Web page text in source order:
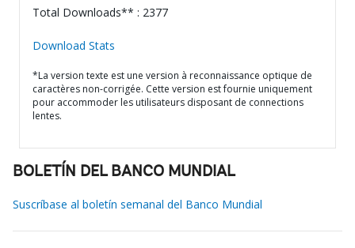
Total Downloads** : 2377
Download Stats
*La version texte est une version à reconnaissance optique de
caractères non-corrigée. Cette version est fournie uniquement
pour accommoder les utilisateurs disposant de connections
lentes.
BOLETÍN DEL BANCO MUNDIAL
Suscríbase al boletín semanal del Banco Mundial